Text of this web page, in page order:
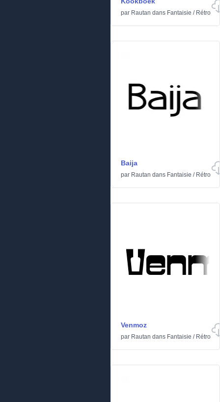
par Rautan dans Fantaisie / Rétro
Baija
par Rautan dans Fantaisie / Rétro
Venmoz
par Rautan dans Fantaisie / Rétro